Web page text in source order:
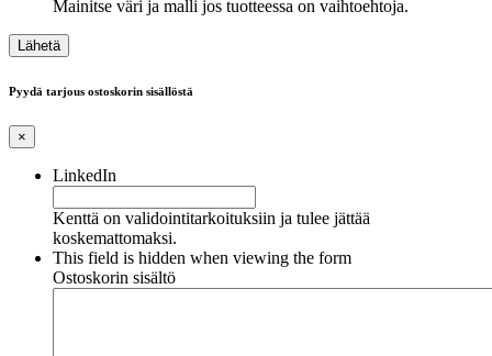
Mainitse väri ja malli jos tuotteessa on vaihtoehtoja.
Pyydä tarjous ostoskorin sisällöstä
×
LinkedIn
Kenttä on validointitarkoituksiin ja tulee jättää
koskemattomaksi.
This field is hidden when viewing the form
Ostoskorin sisältö